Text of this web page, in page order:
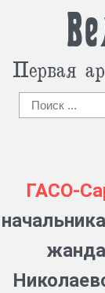
Первая
ГАСО-